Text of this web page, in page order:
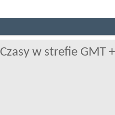
Czasy w strefie GMT